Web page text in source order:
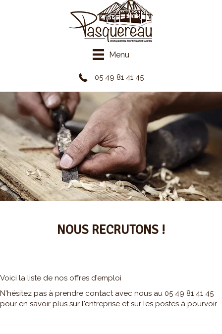
Menu
05 49 81 41 45
NOUS RECRUTONS !
Voici la liste de nos offres d'emploi
N'hésitez pas à prendre contact avec nous au 05 49 81 41 45
pour en savoir plus sur l'entreprise et sur les postes à pourvoir.
Panneau de gestion des cookies